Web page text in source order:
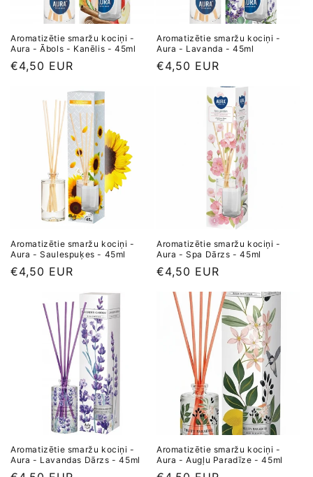
Aromatizētie smaržu kociņi -
Aura - Ābols - Kanēlis - 45ml
Parastā
€4,50 EUR
Aromatizētie smaržu kociņi -
Aura - Lavanda - 45ml
Parastā
€4,50 EUR
Aromatizētie smaržu kociņi -
Aura - Saulespuķes - 45ml
Parastā
€4,50 EUR
Aromatizētie smaržu kociņi -
Aura - Spa Dārzs - 45ml
Parastā
cena
€4,50 EUR
Aromatizētie smaržu kociņi -
Aura - Lavandas Dārzs - 45ml
Aromatizētie smaržu kociņi -
Aura - Augļu Paradīze - 45ml